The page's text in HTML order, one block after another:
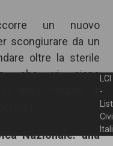
un nuovo
scongiurare da un
oltre la sterile
che vi siano
Nazionale: una
LCI
-